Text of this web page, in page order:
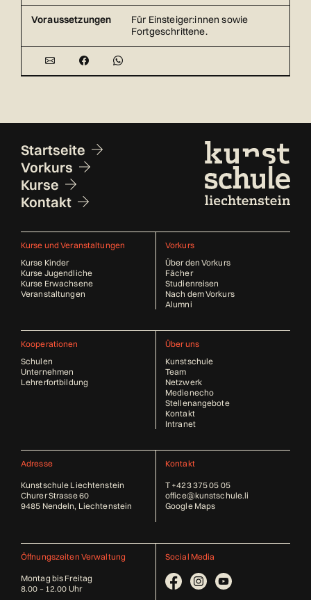
Voraussetzungen
Für Einsteiger:innen sowie
Fortgeschrittene.
Fusszeile
Startseite
Vorkurs
Kurse
Kontakt
Kurse und Veranstaltungen
Kurse Kinder
Kurse Jugendliche
Kurse Erwachsene
Veranstaltungen
Vorkurs
Über den Vorkurs
Fächer
Studienreisen
Nach dem Vorkurs
Alumni
Kooperationen
Schulen
Unternehmen
Lehrerfortbildung
Über uns
Kunstschule
Team
Netzwerk
Medienecho
Stellenangebote
Kontakt
Intranet
Adresse
Kunstschule Liechtenstein
Churer Strasse 60
9485 Nendeln, Liechtenstein
Kontakt
T +423 375 05 05
office@kunstschule.li
Google Maps
Öffnungszeiten Verwaltung
Montag bis Freitag
8.00 – 12.00 Uhr
Social Media